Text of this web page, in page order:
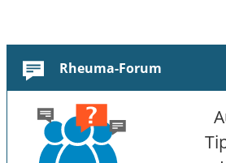
Rheuma-Forum